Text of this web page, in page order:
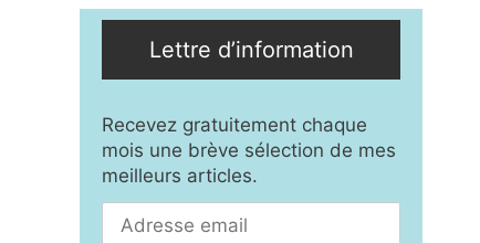
Lettre d’information
Recevez gratuitement chaque
mois une brève sélection de mes
meilleurs articles.